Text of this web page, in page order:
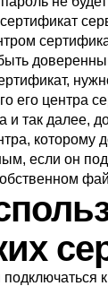
его центра
и так далее,
которому
если он